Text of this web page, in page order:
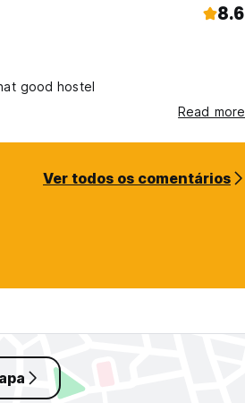
8.6
good hostel
Read more
Ver todos os comentários